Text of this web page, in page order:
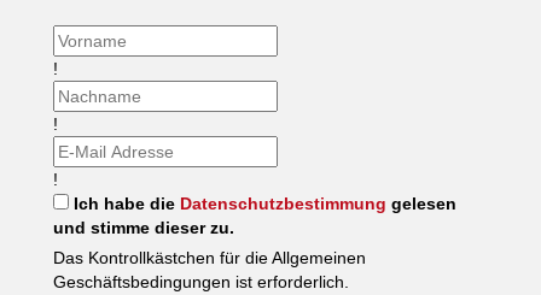
!
!
!
Ich habe die Datenschutzbestimmung gelesen
und stimme dieser zu.
Das Kontrollkästchen für die Allgemeinen
Geschäftsbedingungen ist erforderlich.